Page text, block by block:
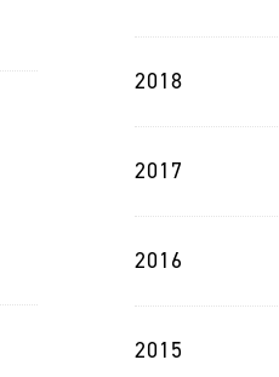
2018
2017
2016
2015